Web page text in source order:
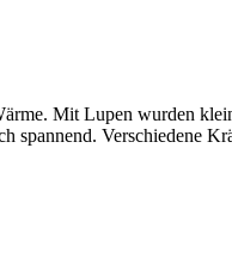
Mit Lupen wurden
Verschiedene